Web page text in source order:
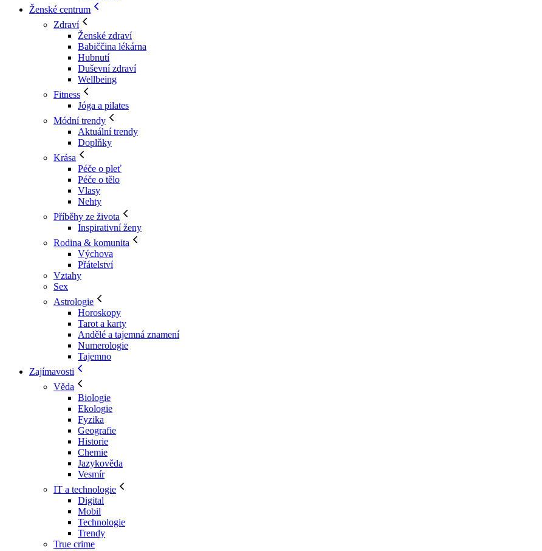
Ženské centrum
Zdraví
Ženské zdraví
Babiččina lékárna
Hubnutí
Duševní zdraví
Wellbeing
Fitness
Jóga a pilates
Módní trendy
Aktuální trendy
Doplňky
Krása
Péče o pleť
Péče o tělo
Vlasy
Nehty
Příběhy ze života
Inspirativní ženy
Rodina & komunita
Výchova
Přátelství
Vztahy
Sex
Astrologie
Horoskopy
Tarot a karty
Andělé a tajemná znamení
Numerologie
Tajemno
Zajímavosti
Věda
Biologie
Ekologie
Fyzika
Geografie
Historie
Chemie
Jazykověda
Vesmír
IT a technologie
Digital
Mobil
Technologie
Trendy
True crime